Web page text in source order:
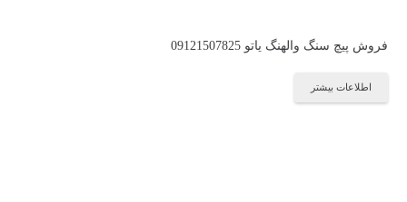
فروش پیچ سنگ والهنگ یاتو 09121507825
اطلاعات بیشتر